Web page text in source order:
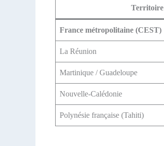
Territoire
France métropolitaine (CEST)
La Réunion
Martinique / Guadeloupe
Nouvelle-Calédonie
Polynésie française (Tahiti)